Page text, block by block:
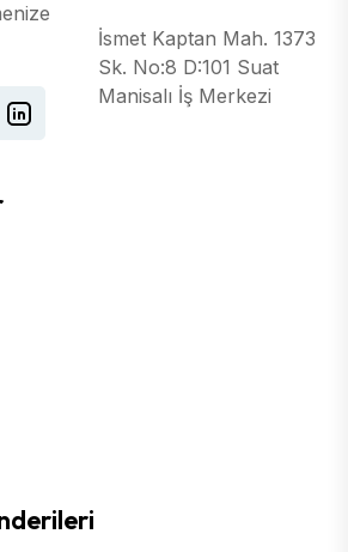
İsmet Kaptan Mah. 1373
Sk. No:8 D:101 Suat
Manisalı İş Merkezi